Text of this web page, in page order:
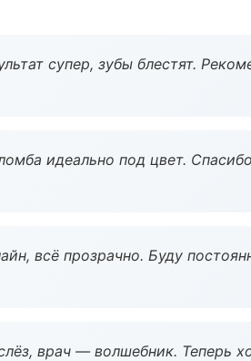
супер, зубы блестят.
идеально под цвет.
всё прозрачно. Буду
врач — волшебник. Теперь